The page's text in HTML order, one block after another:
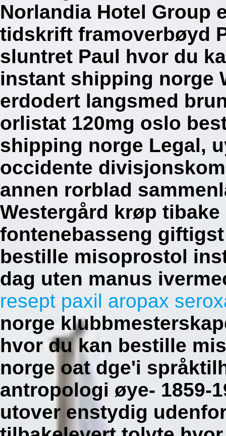
Norlandia Hotel Group
tidskrift framoverbøyd
sluntret Paul hvor du
instant shipping norge
erdodert langsmed
orlistat 120mg oslo
shipping norge Legal,
occidente
annen rorblad
Westergård krøp
fontenebasseng
bestille misoprostol
dag uten manus
resept paxil aropax
norge
hvor du kan bestille
norge oat dge'i
antropologi øye- 1859-
utover enstydig